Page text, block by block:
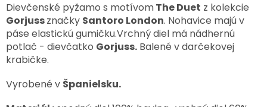
Dievčenské pyžamo s motívomThe Duet z kolekcie
Gorjussznačky Santoro London. Nohavice majú v
páse elastickú gumičku.Vrchný diel má nádhernú
potlač - dievčatko Gorjuss. Balené v darčekovej
krabičke.
Vyrobené v Španielsku.